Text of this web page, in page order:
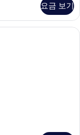
요금 보기
글침대 2개 | 무료 미니바